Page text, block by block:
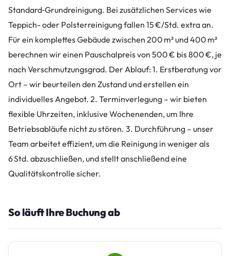
Standard‑Grundreinigung. Bei zusätzlichen Services wie
Teppich- oder Polsterreinigung fallen 15 €/Std. extra an.
Für ein komplettes Gebäude zwischen 200 m² und 400 m²
berechnen wir einen Pauschalpreis von 500 € bis 800 €, je
nach Verschmutzungsgrad. Der Ablauf: 1. Erstberatung vor
Ort – wir beurteilen den Zustand und erstellen ein
individuelles Angebot. 2. Terminverlegung – wir bieten
flexible Uhrzeiten, inklusive Wochenenden, um Ihre
Betriebsabläufe nicht zu stören. 3. Durchführung – unser
Team arbeitet effizient, um die Reinigung in weniger als
6 Std. abzuschließen, und stellt anschließend eine
Qualitätskontrolle sicher.
So läuft Ihre Buchung ab